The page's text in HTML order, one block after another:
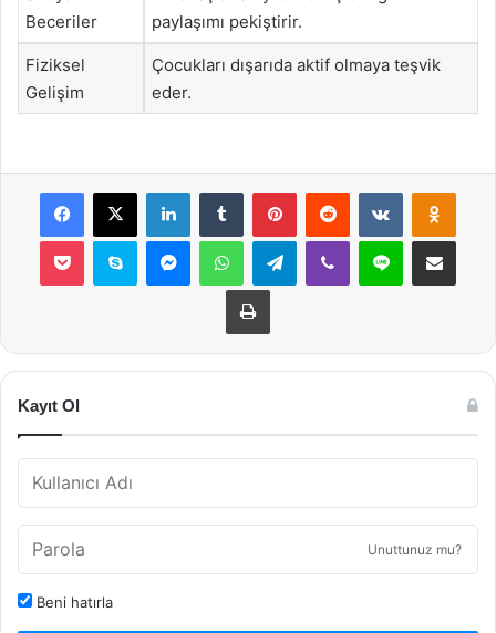
Beceriler
paylaşımı pekiştirir.
Fiziksel
Gelişim
Çocukları dışarıda aktif olmaya teşvik
eder.
Facebook
X LinkedInTumblr PinterestReddit VKontakte
Pocket Skype MessengerWhatsAppTelegramViber Line E-Posta ile
Yazdır
Kayıt Ol
Unuttunuz mu?
Beni hatırla